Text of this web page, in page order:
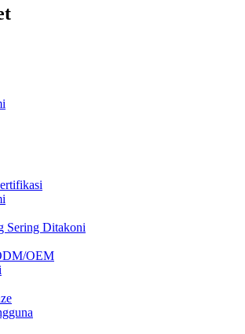
Sering Ditakoni
OEM